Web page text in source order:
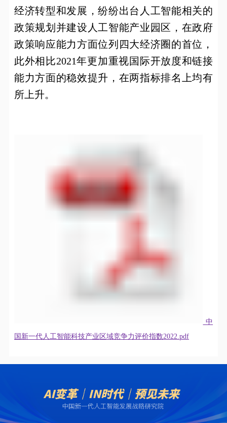
经济转型和发展，纷纷出台人工智能相关的
政策规划并建设人工智能产业园区，在政府
政策响应能力方面位列四大经济圈的首位，
此外相比2021年更加重视国际开放度和链接
能力方面的稳效提升，在两指标排名上均有
所上升。
中
国新一代人工智能科技产业区域竞争力评价指数2022.pdf